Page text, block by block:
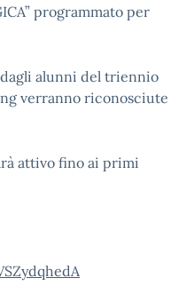
programmato per
alunni del triennio
verranno riconosciute
attivo fino ai primi